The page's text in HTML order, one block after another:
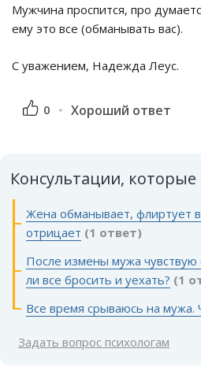
Мужчина проспится, про
ему это все (обманывать вас).
С уважением, Надежда Леус.
0 Хороший ответ
Консультации,
Жена обманывает, флиртует в
отрицает (1 ответ)
После измены мужа
ли все бросить и уехать? (1
Все время срываюсь на мужа.
Задать вопрос психологам